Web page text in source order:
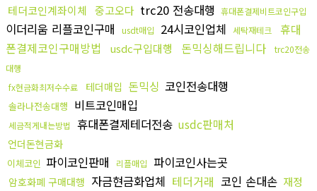
테더코인계좌이체 중고오다 trc20 전송대행 휴대폰결제비트코인구입
이더리움 리플코인구매 usdt매입 24시코인업체 세탁재테크
휴대
폰결제코인구매방법
usdc구입대행 돈믹싱해드립니다
trc20전송
대행
fx현금화최저수수료
테더매입 돈믹싱 코인전송대행
솔라나전송대행 비트코인매입
세금적게내는방법 휴대폰결제테더전송 usdc판매처
언더돈현금화
이체코인 파이코인판매 리플매입 파이코인사는곳
암호화폐 구매대행 자금현금화업체 테더거래 코인 손대손 재정